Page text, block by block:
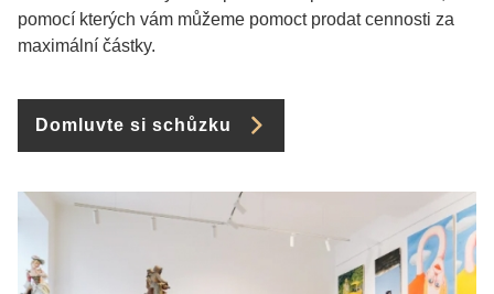
pomocí kterých vám můžeme pomoct prodat cennosti za
maximální částky.
Domluvte si schůzku